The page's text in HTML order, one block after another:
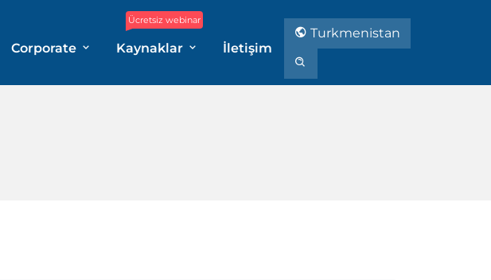
Corporate
Ücretsiz webinar
Kaynaklar İletişim
Turkmenistan